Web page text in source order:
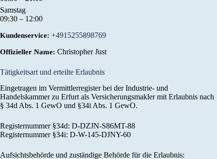
Samstag
09:30 – 12:00
Kundenservice: +4915255898769
Offizieller Name: Christopher Just
Tätigkeitsart und erteilte Erlaubnis
Eingetragen im Vermittlerregister bei der Industrie- und
Handelskammer zu Erfurt als Versicherungsmakler mit Erlaubnis nach
§ 34d Abs. 1 GewO und §34i Abs. 1 GewO.
Registernummer §34d: D-DZJN-S86MT-88
Registernummer §34i: D-W-145-DJNY-60
Aufsichtsbehörde und zuständige Behörde für die Erlaubnis: